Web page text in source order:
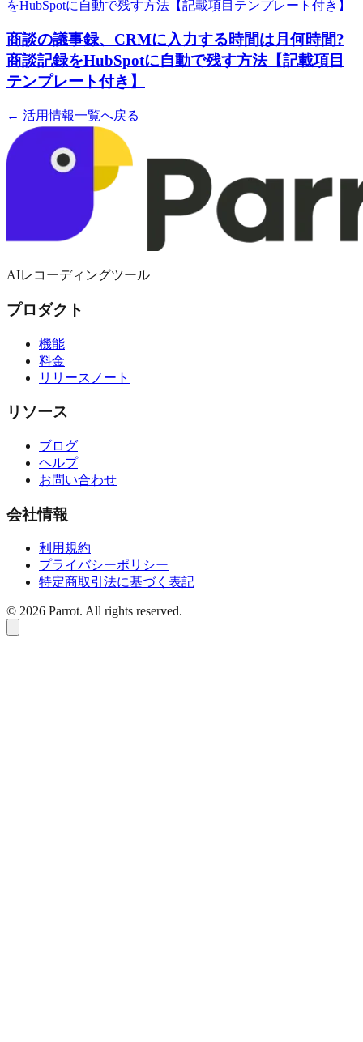
商談の議事録、CRMに入力する時間は月何時間?
商談記録をHubSpotに自動で残す方法【記載項目
テンプレート付き】
← 活用情報一覧へ戻る
AIレコーディングツール
プロダクト
機能
料金
リリースノート
リソース
ブログ
ヘルプ
お問い合わせ
会社情報
利用規約
プライバシーポリシー
特定商取引法に基づく表記
© 2026 Parrot. All rights reserved.